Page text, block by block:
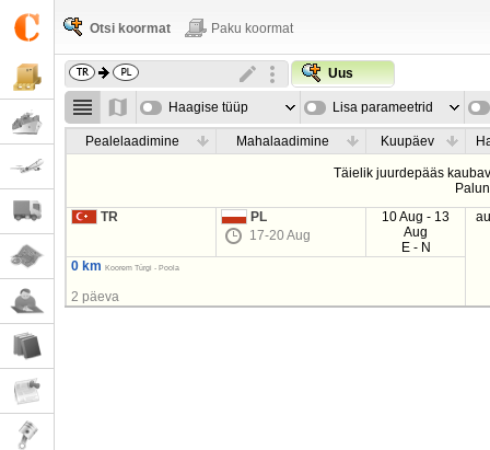
Otsi koormat Paku koormat
Uus
Haagise tüüp Lisa parameetrid
Pealelaadimine Mahalaadimine Kuupäev
Täielik juurdepääs
TR
PL
17-20 Aug
10 Aug - 13
Aug
E - N
0 km Koorem Türgi - Poola
2 päeva